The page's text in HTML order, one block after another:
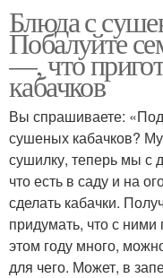
Блюда с
Побалуйте
—, что
кабачков
Вы спрашиваете:
сушеных кабачков?
сушилку, теперь мы с
что есть в саду и на
сделать кабачки.
придумать, что с ними
этом году много,
для чего. Может, в